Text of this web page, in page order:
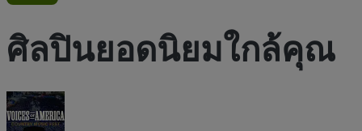
ศิลปินยอดนิยมใกล้คุณ